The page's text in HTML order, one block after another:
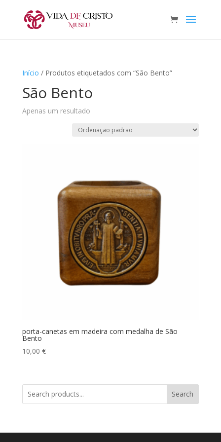
Início / Produtos etiquetados com “São Bento”
São Bento
Apenas um resultado
porta-canetas em madeira com medalha de São
Bento
10,00 €
Search